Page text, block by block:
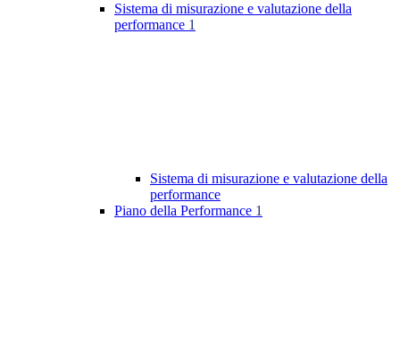
Sistema di misurazione e valutazione della
performance 1
Sistema di misurazione e valutazione della
performance
Piano della Performance 1